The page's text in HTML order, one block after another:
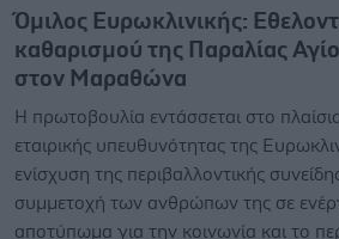
Όμιλος Ευρωκλινικής:
καθαρισμού της Παραλίας
στον Μαραθώνα
Η πρωτοβουλία εντάσσεται στο
εταιρικής υπευθυνότητας της
ενίσχυση της περιβαλλοντικής
συμμετοχή των ανθρώπων της σε
αποτύπωμα για την κοινωνία και το